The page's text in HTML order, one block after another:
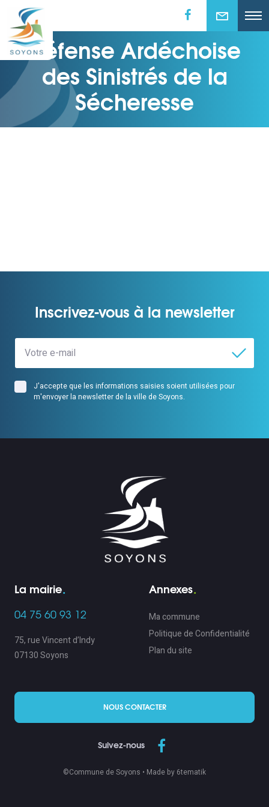
Défense Ardéchoise
des Sinistrés de la
Sécheresse
Inscrivez-vous à la newsletter
J'accepte que les informations saisies soient utilisées pour
m'envoyer la newsletter de la ville de Soyons.
La mairie
04 75 60 93 12
75, rue Vincent d’Indy
07130 Soyons
Annexes
Ma commune
Politique de Confidentialité
Plan du site
NOUS CONTACTER
Suivez-nous
©Commune de Soyons • Made by 6tematik